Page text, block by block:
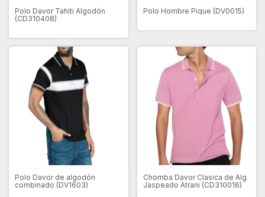
Polo Davor Tahiti Algodón
(CD310408)
Polo Hombre Pique (DV0015)
Polo Davor de algodón
combinado (DV1603)
Chomba Davor Clasica de Alg
Jaspeado Atrani (CD310016)